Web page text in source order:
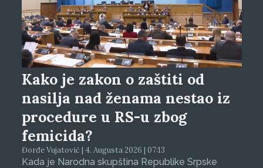
Kako je zakon o zaštiti od
nasilja nad ženama nestao iz
procedure u RS-u zbog
femicida?
Đorđe Vujatović | 4. Augusta 2026 | 07:13
Kada je Narodna skupština Republike Srpske